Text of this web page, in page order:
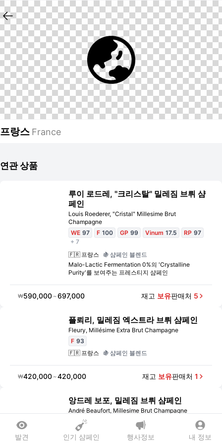
프랑스 France
연관 상품
루이 로드레, "크리스탈" 밀레짐 브뤼 샴
페인
Louis Roederer, "Cristal" Millesime Brut
Champagne
WE 97 F 100 GP 99 Vinum 17.5 RP 97
+ 7
🇫🇷 프랑스 🍇 샴페인 블렌드
Malo-Lactic Fermentation 0%의 'Crystalline
Purity'를 보여주는 프레스티지 샴페인
₩590,000 ~697,000 재고 보유판매처 5
플뢰리, 밀레짐 엑스트라 브뤼 샴페인
Fleury, Millésime Extra Brut Champagne
F 93
🇫🇷 프랑스 🍇 샴페인 블렌드
₩420,000 ~420,000 재고 보유판매처 1
앙드레 보포, 밀레짐 브뤼 샴페인
André Beaufort, Millesime Brut Champagne
프랑스 샴페인 블렌드
발견 인기 샴페인 행사정보 내 정보